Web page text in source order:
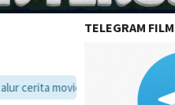
favoritmu dalam satu tempat
TELEGRAM